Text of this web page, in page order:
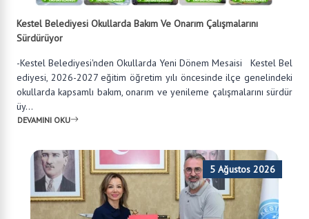
Kestel Belediyesi Okullarda Bakım Ve Onarım Çalışmalarını
Sürdürüyor
-Kestel Belediyesi'nden Okullarda Yeni Dönem Mesaisi Kestel Bel
ediyesi, 2026-2027 eğitim öğretim yılı öncesinde ilçe genelindeki
okullarda kapsamlı bakım, onarım ve yenileme çalışmalarını sürdür
üy...
DEVAMINI OKU
5 Ağustos 2026